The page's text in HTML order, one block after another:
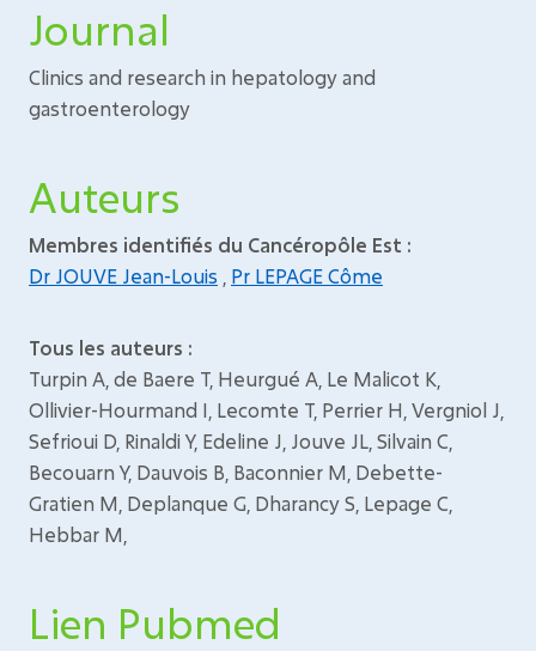
Journal
Clinics and research in hepatology and
gastroenterology
Auteurs
Membres identifiés du Cancéropôle Est :
Dr JOUVE Jean-Louis
Pr LEPAGE Côme
Tous les auteurs :
Turpin A, de Baere T, Heurgué A, Le Malicot K,
Ollivier-Hourmand I, Lecomte T, Perrier H, Vergniol J,
Sefrioui D, Rinaldi Y, Edeline J, Jouve JL, Silvain C,
Becouarn Y, Dauvois B, Baconnier M, Debette-
Gratien M, Deplanque G, Dharancy S, Lepage C,
Hebbar M,
Lien Pubmed